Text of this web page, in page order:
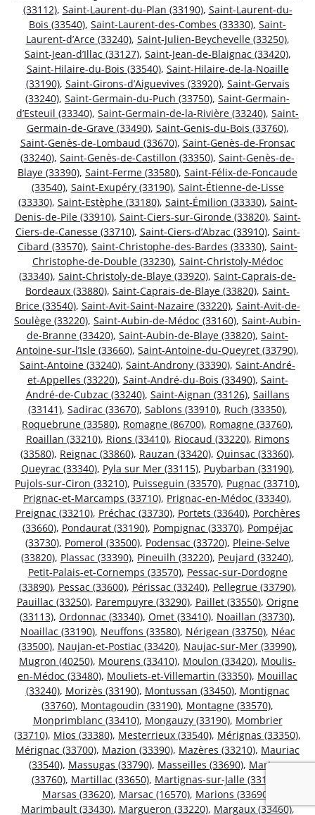
(33112), Saint-Laurent-du-Plan (33190), Saint-Laurent-du-
Bois (33540), Saint-Laurent-des-Combes (33330), Saint-
Laurent-d’Arce (33240), Saint-Julien-Beychevelle (33250),
Saint-Jean-d’Illac (33127), Saint-Jean-de-Blaignac (33420),
Saint-Hilaire-du-Bois (33540), Saint-Hilaire-de-la-Noaille
(33190), Saint-Girons-d’Aiguevives (33920), Saint-Gervais
(33240), Saint-Germain-du-Puch (33750), Saint-Germain-
d’Esteuil (33340), Saint-Germain-de-la-Rivière (33240), Saint-
Germain-de-Grave (33490), Saint-Genis-du-Bois (33760),
Saint-Genès-de-Lombaud (33670), Saint-Genès-de-Fronsac
(33240), Saint-Genès-de-Castillon (33350), Saint-Genès-de-
Blaye (33390), Saint-Ferme (33580), Saint-Félix-de-Foncaude
(33540), Saint-Exupéry (33190), Saint-Étienne-de-Lisse
(33330), Saint-Estèphe (33180), Saint-Émilion (33330), Saint-
Denis-de-Pile (33910), Saint-Ciers-sur-Gironde (33820), Saint-
Ciers-de-Canesse (33710), Saint-Ciers-d’Abzac (33910), Saint-
Cibard (33570), Saint-Christophe-des-Bardes (33330), Saint-
Christophe-de-Double (33230), Saint-Christoly-Médoc
(33340), Saint-Christoly-de-Blaye (33920), Saint-Caprais-de-
Bordeaux (33880), Saint-Caprais-de-Blaye (33820), Saint-
Brice (33540), Saint-Avit-Saint-Nazaire (33220), Saint-Avit-de-
Soulège (33220), Saint-Aubin-de-Médoc (33160), Saint-Aubin-
de-Branne (33420), Saint-Aubin-de-Blaye (33820), Saint-
Antoine-sur-l’Isle (33660), Saint-Antoine-du-Queyret (33790),
Saint-Antoine (33240), Saint-Androny (33390), Saint-André-
et-Appelles (33220), Saint-André-du-Bois (33490), Saint-
André-de-Cubzac (33240), Saint-Aignan (33126), Saillans
(33141), Sadirac (33670), Sablons (33910), Ruch (33350),
Roquebrune (33580), Romagne (86700), Romagne (33760),
Roaillan (33210), Rions (33410), Riocaud (33220), Rimons
(33580), Reignac (33860), Rauzan (33420), Quinsac (33360),
Queyrac (33340), Pyla sur Mer (33115), Puybarban (33190),
Pujols-sur-Ciron (33210), Puisseguin (33570), Pugnac (33710),
Prignac-et-Marcamps (33710), Prignac-en-Médoc (33340),
Preignac (33210), Préchac (33730), Portets (33640), Porchères
(33660), Pondaurat (33190), Pompignac (33370), Pompéjac
(33730), Pomerol (33500), Podensac (33720), Pleine-Selve
(33820), Plassac (33390), Pineuilh (33220), Peujard (33240),
Petit-Palais-et-Cornemps (33570), Pessac-sur-Dordogne
(33890), Pessac (33600), Périssac (33240), Pellegrue (33790),
Pauillac (33250), Parempuyre (33290), Paillet (33550), Origne
(33113), Ordonnac (33340), Omet (33410), Noaillan (33730),
Noaillac (33190), Neuffons (33580), Nérigean (33750), Néac
(33500), Naujan-et-Postiac (33420), Naujac-sur-Mer (33990),
Mugron (40250), Mourens (33410), Moulon (33420), Moulis-
en-Médoc (33480), Mouliets-et-Villemartin (33350), Mouillac
(33240), Morizès (33190), Montussan (33450), Montignac
(33760), Montagoudin (33190), Montagne (33570),
Monprimblanc (33410), Mongauzy (33190), Mombrier
(33710), Mios (33380), Mesterrieux (33540), Mérignas (33350),
Mérignac (33700), Mazion (33390), Mazères (33210), Mauriac
(33540), Massugas (33790), Masseilles (33690), Martres
(33760), Martillac (33650), Martignas-sur-Jalle (33127)
Marsas (33620), Marsac (16570), Marions (33690)
Marimbault (33430), Margueron (33220), Margaux (33460),